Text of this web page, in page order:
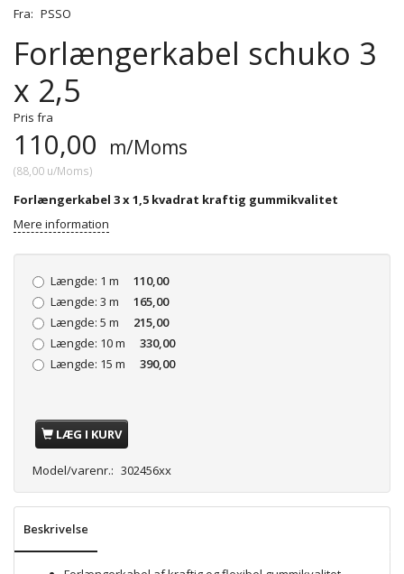
Fra: PSSO
Forlængerkabel schuko 3
x 2,5
Pris fra
110,00 m/Moms
(88,00 u/Moms)
Forlængerkabel 3 x 1,5 kvadrat kraftig gummikvalitet
Mere information
Længde: 1 m
110,00
Længde: 3 m
165,00
Længde: 5 m
215,00
Længde: 10 m
330,00
Længde: 15 m 390,00
LÆG I KURV
Model/varenr.: 302456xx
Beskrivelse